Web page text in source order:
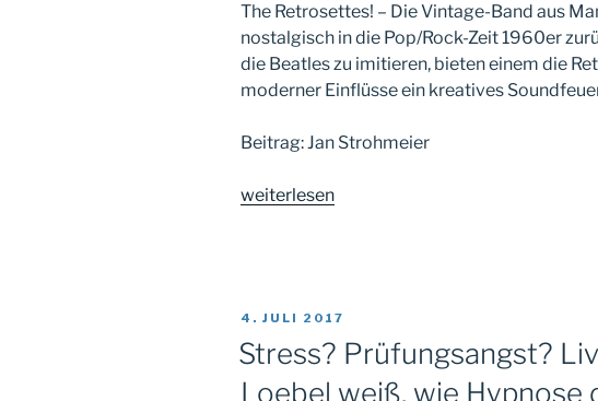
The Retrosettes! – Die Vintage-Band aus
nostalgisch in die Pop/Rock-Zeit 1960er
die Beatles zu imitieren, bieten einem die
moderner Einflüsse ein kreatives
Beitrag: Jan Strohmeier
„Das
weiterlesen
VERÖFFENTLICHT
AM
4. JULI 2017
Stress? Prüfungsangst?
Loebel weiß, wie Hypnose